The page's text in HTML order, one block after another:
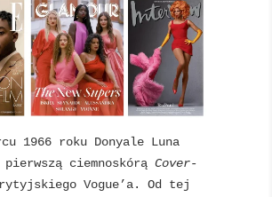
1966 roku Donyale Luna
pierwszą ciemnoskórą Cover-
Vogue’a. Od tej